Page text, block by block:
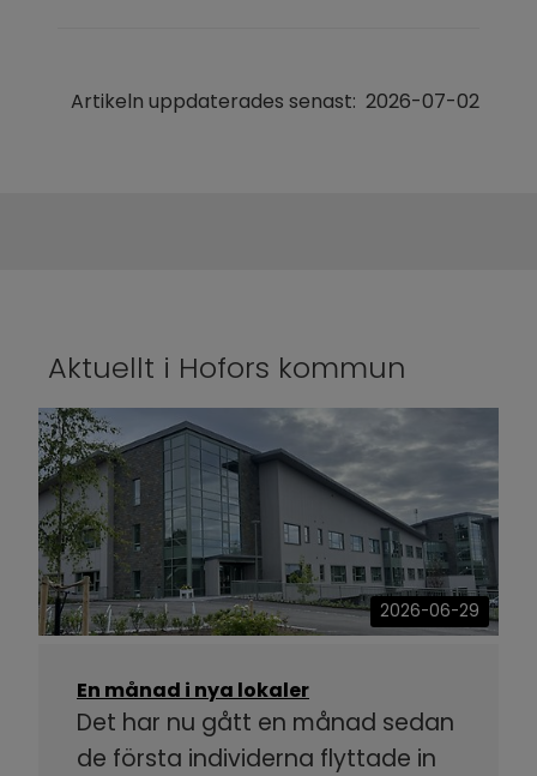
Artikeln uppdaterades senast: 2026-07-02
Aktuellt i Hofors kommun
2026-06-29
En månad i nya lokaler
Det har nu gått en månad sedan
de första individerna flyttade in